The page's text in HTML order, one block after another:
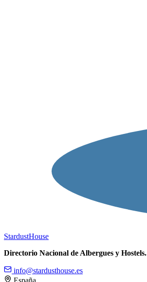
StardustHouse
Directorio Nacional de Albergues y Hostels.
info@stardusthouse.es